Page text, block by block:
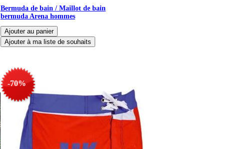
Bermuda de bain / Maillot de bain
bermuda Arena hommes
-70%